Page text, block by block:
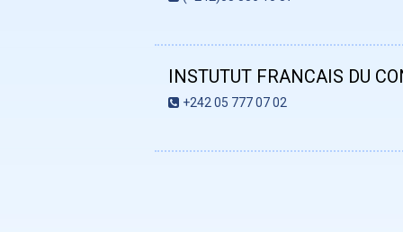
INSTUTUT FRANCAIS DU
+242 05 777 07 02